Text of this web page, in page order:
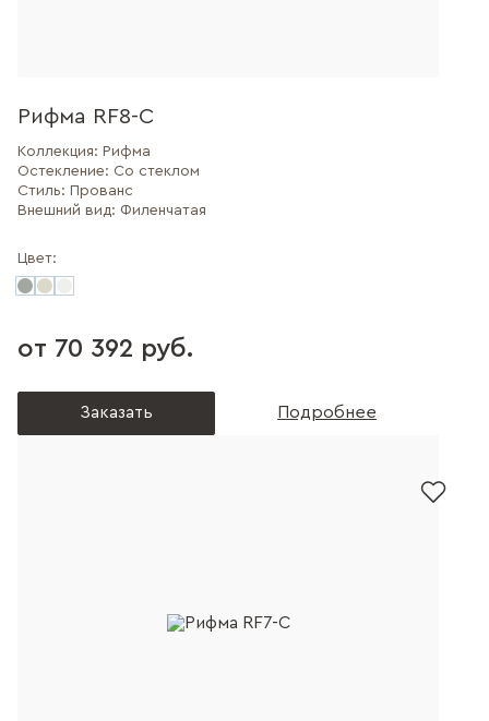
Рифма RF8-C
Коллекция: Рифма
Остекление: Со стеклом
Стиль: Прованс
Внешний вид: Филенчатая
Цвет:
от 70 392 руб.
Заказать Подробнее